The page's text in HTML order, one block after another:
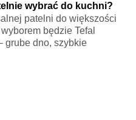
wybrać do kuchni?
patelni do większości
będzie Tefal
grube dno, szybkie